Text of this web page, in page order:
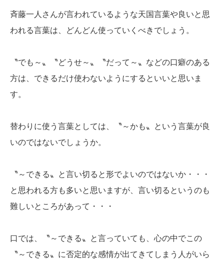
斉藤一人さんが言われているような天国言葉や良いと思
われる言葉は、どんどん使っていくべきでしょう。
〝でも～〟〝どうせ～〟〝だって～〟などの口癖のある
方は、できるだけ使わないようにするといいと思いま
す。
替わりに使う言葉としては、〝～かも〟という言葉が良
いのではないでしょうか。
〝～できる〟と言い切ると形でよいのではないか・・・
と思われる方も多いと思いますが、言い切るというのも
難しいところがあって・・・
口では、〝～できる〟と言っていても、心の中でこの
〝～できる〟に否定的な感情が出てきてしまう人がいら